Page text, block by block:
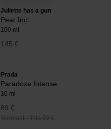
Juliette has a gun
Pear Inc.
100 ml
145 €
Prada
Paradoxe Intense
30 ml
89 €
Normaali hinta 99 €